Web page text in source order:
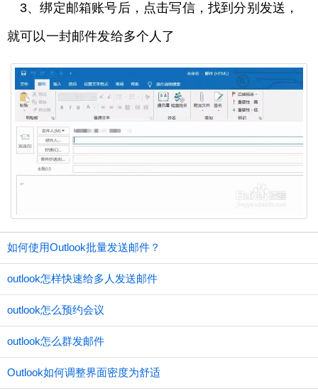
3、绑定邮箱账号后，点击写信，找到分别发送，
就可以一封邮件发给多个人了
如何使用Outlook批量发送邮件？
outlook怎样快速给多人发送邮件
outlook怎么预约会议
outlook怎么群发邮件
Outlook如何调整界面密度为舒适